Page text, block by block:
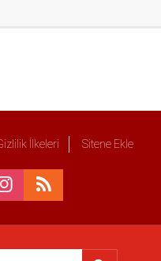
İlkeleri Sitene Ekle